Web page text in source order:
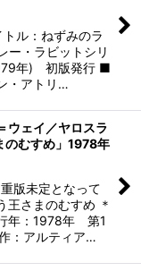
ル：ねずみのラ
ー・ラビットシリ
年) 初版発行 ■
・アトリ…
ウェイ／ヤロスラ
のむすめ」1978年
版未定となって
さまのむすめ ＊
年：1978年 第1
：アルティア…